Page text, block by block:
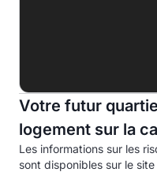
C
D
E
Votre futur
logement sur la
Les informations sur les
sont disponibles sur le site